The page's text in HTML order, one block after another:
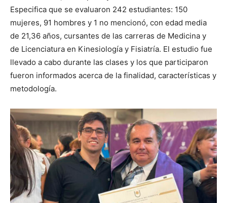
Especifica que se evaluaron 242 estudiantes: 150
mujeres, 91 hombres y 1 no mencionó, con edad media
de 21,36 años, cursantes de las carreras de Medicina y
de Licenciatura en Kinesiología y Fisiatría. El estudio fue
llevado a cabo durante las clases y los que participaron
fueron informados acerca de la finalidad, características y
metodología.